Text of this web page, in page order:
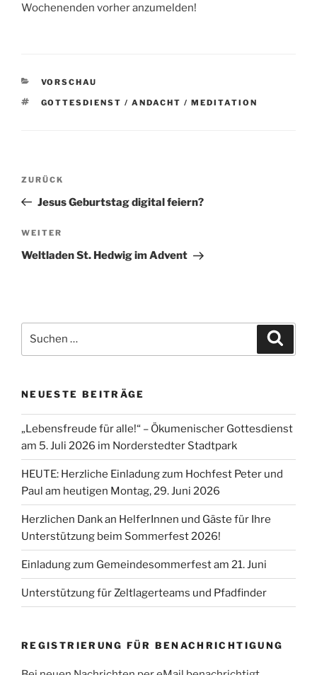
Wochenenden vorher anzumelden!
KATEGORIEN
VORSCHAU
SCHLAGWÖRTER
GOTTESDIENST / ANDACHT / MEDITATION
Beitragsnavigation
Vorheriger
Beitrag
ZURÜCK
Jesus Geburtstag digital feiern?
Nächster
Beitrag
WEITER
Weltladen St. Hedwig im Advent
nach:
NEUESTE BEITRÄGE
„Lebensfreude für alle!“ – Ökumenischer Gottesdienst
am 5. Juli 2026 im Norderstedter Stadtpark
HEUTE: Herzliche Einladung zum Hochfest Peter und
Paul am heutigen Montag, 29. Juni 2026
Herzlichen Dank an HelferInnen und Gäste für Ihre
Unterstützung beim Sommerfest 2026!
Einladung zum Gemeindesommerfest am 21. Juni
Unterstützung für Zeltlagerteams und Pfadfinder
REGISTRIERUNG FÜR BENACHRICHTIGUNG